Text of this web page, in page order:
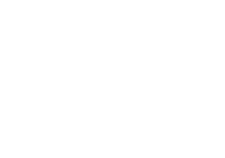
la differenza – Ama più forte,